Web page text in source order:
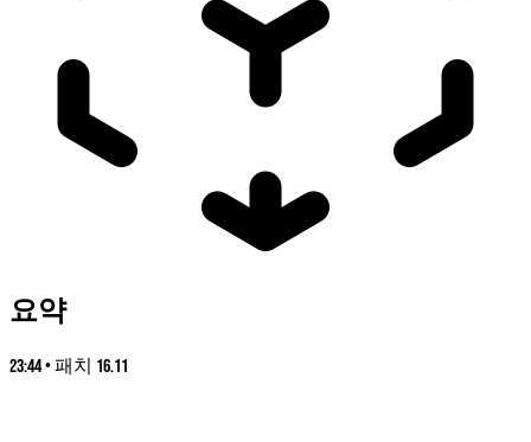
요약
23:44•패치 16.11